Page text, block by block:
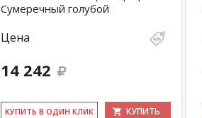
Сумеречный голубой
Цена
14 242
КУ­ПИТЬ В ОДИН КЛИК КУПИТЬ